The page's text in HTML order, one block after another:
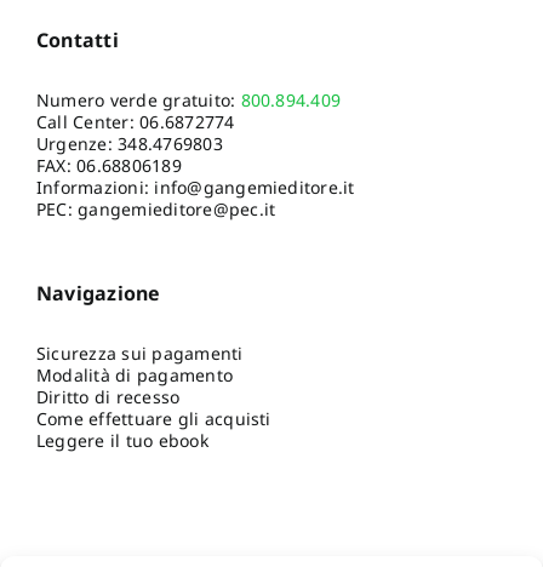
Contatti
Numero verde gratuito: 800.894.409
Call Center:06.6872774
Urgenze:348.4769803
FAX: 06.68806189
Informazioni: info@gangemieditore.it
PEC: gangemieditore@pec.it
Navigazione
Sicurezza sui pagamenti
Modalità di pagamento
Diritto di recesso
Come effettuare gli acquisti
Leggere il tuo ebook